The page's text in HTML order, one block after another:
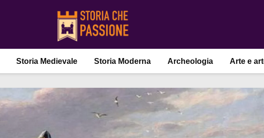
Storia Medievale Storia Moderna Archeologia Arte e